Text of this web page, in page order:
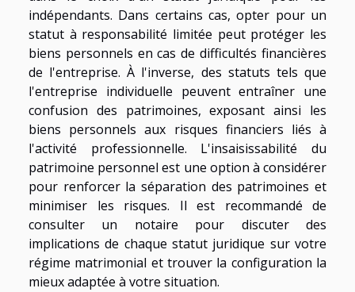
indépendants. Dans certains cas, opter pour un
statut à responsabilité limitée peut protéger les
biens personnels en cas de difficultés financières
de l'entreprise. À l'inverse, des statuts tels que
l'entreprise individuelle peuvent entraîner une
confusion des patrimoines, exposant ainsi les
biens personnels aux risques financiers liés à
l'activité professionnelle. L'insaisissabilité du
patrimoine personnel est une option à considérer
pour renforcer la séparation des patrimoines et
minimiser les risques. Il est recommandé de
consulter un notaire pour discuter des
implications de chaque statut juridique sur votre
régime matrimonial et trouver la configuration la
mieux adaptée à votre situation.